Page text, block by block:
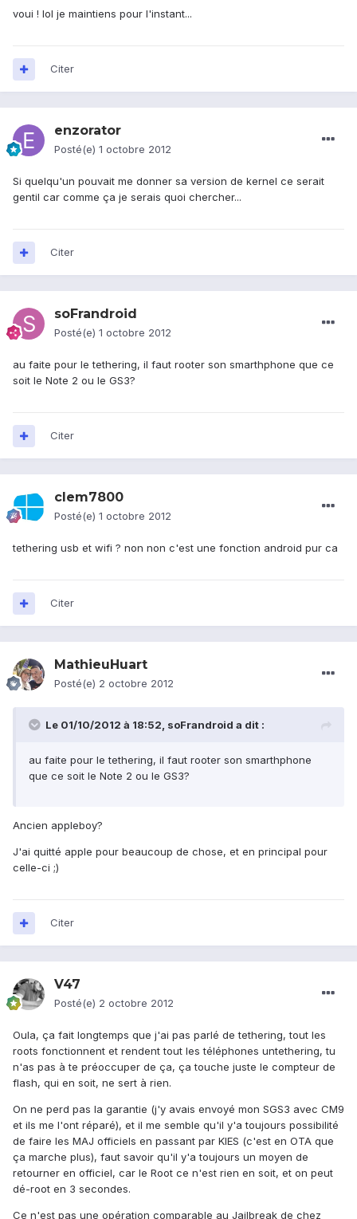
voui ! lol je maintiens pour l'instant...
Citer
enzorator
Posté(e) 1 octobre 2012
Si quelqu'un pouvait me donner sa version de kernel ce serait
gentil car comme ça je serais quoi chercher...
Citer
soFrandroid
Posté(e) 1 octobre 2012
au faite pour le tethering, il faut rooter son smarthphone que ce
soit le Note 2 ou le GS3?
Citer
clem7800
Posté(e) 1 octobre 2012
tethering usb et wifi ? non non c'est une fonction android pur ca
Citer
MathieuHuart
Posté(e) 2 octobre 2012
Le 01/10/2012 à 18:52, soFrandroid a dit :
au faite pour le tethering, il faut rooter son smarthphone
que ce soit le Note 2 ou le GS3?
Ancien appleboy?
J'ai quitté apple pour beaucoup de chose, et en principal pour
celle-ci ;)
Citer
V47
Posté(e) 2 octobre 2012
Oula, ça fait longtemps que j'ai pas parlé de tethering, tout les
roots fonctionnent et rendent tout les téléphones untethering, tu
n'as pas à te préoccuper de ça, ça touche juste le compteur de
flash, qui en soit, ne sert à rien.
On ne perd pas la garantie (j'y avais envoyé mon SGS3 avec CM9
et ils me l'ont réparé), et il me semble qu'il y'a toujours possibilité
de faire les MAJ officiels en passant par KIES (c'est en OTA que
ça marche plus), faut savoir qu'il y'a toujours un moyen de
retourner en officiel, car le Root ce n'est rien en soit, et on peut
dé-root en 3 secondes.
Ce n'est pas une opération comparable au Jailbreak de chez